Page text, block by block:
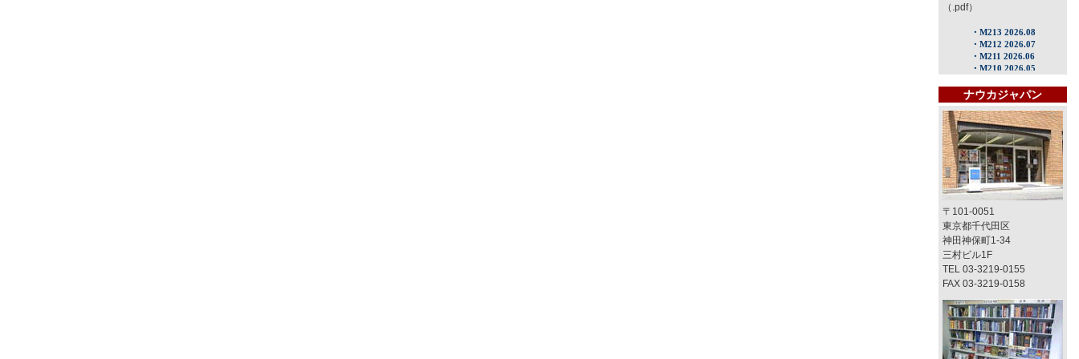
（.pdf）
ナウカジャパン
〒101-0051
東京都千代田区
神田神保町1-34
三村ビル1F
TEL 03-3219-0155
FAX 03-3219-0158